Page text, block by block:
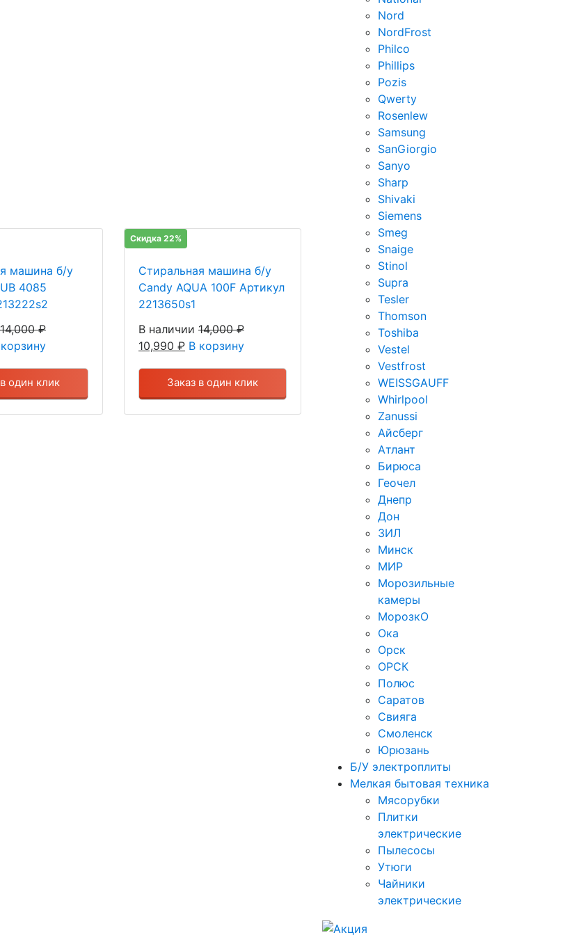
машина б/у
4085
14,000₽
один клик
Скидка 22%
Стиральная машина б/у
Candy AQUA 100F Артикул
2213650s1
В наличии 14,000₽
10,990 ₽ В корзину
Заказ в один клик
Nord
NordFrost
Philco
Phillips
Pozis
Qwerty
Rosenlew
Samsung
SanGiorgio
Sanyo
Sharp
Shivaki
Siemens
Smeg
Snaige
Stinol
Supra
Tesler
Thomson
Toshiba
Vestel
Vestfrost
WEISSGAUFF
Whirlpool
Zanussi
Айсберг
Атлант
Бирюса
Геочел
Днепр
Дон
ЗИЛ
Минск
МИР
Морозильные
камеры
МорозкО
Ока
Орск
ОРСК
Полюс
Саратов
Свияга
Смоленск
Юрюзань
Б/У электроплиты
Мелкая бытовая техника
Мясорубки
Плитки
электрические
Пылесосы
Утюги
Чайники
электрические